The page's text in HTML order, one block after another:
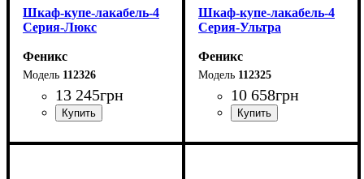
Шкаф-купе-лакабель-4
Серия-Люкс
Феникс
112326
13 245грн
Шкаф-купе-лакабель-4
Серия-Ультра
Феникс
112325
10 658грн